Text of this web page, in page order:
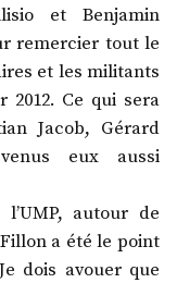
et Benjamin
remercier tout le
et les militants
Ce qui sera
Jacob, Gérard
eux aussi
autour de
a été le point
dois avouer que